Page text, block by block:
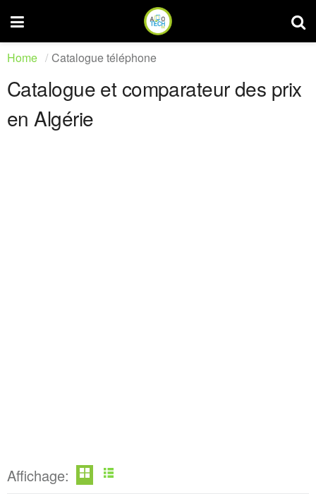
Home Catalogue téléphone
Catalogue et comparateur des prix
en Algérie
Affichage: